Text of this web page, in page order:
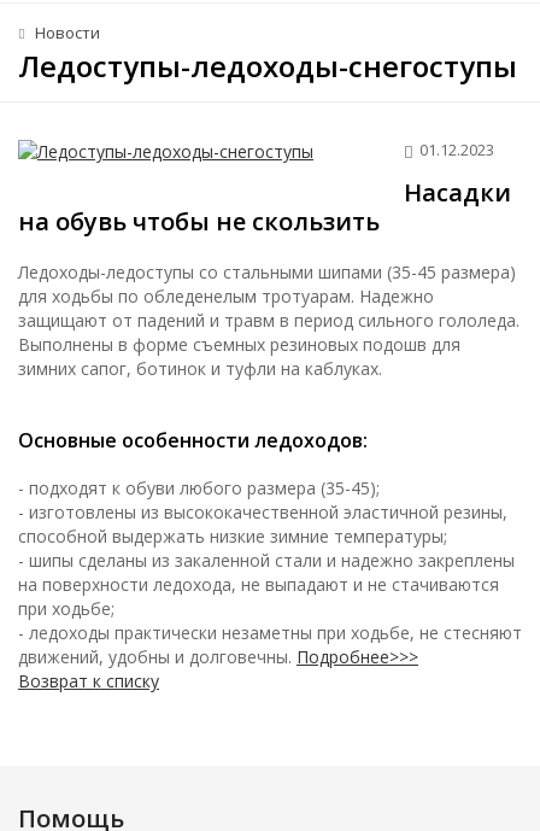
Новости
Ледоступы-ледоходы-снегоступы
01.12.2023
Насадки
на обувь чтобы не скользить
Ледоходы-ледоступы со стальными шипами (35-45 размера)
для ходьбы по обледенелым тротуарам. Надежно
защищают от падений и травм в период сильного гололеда.
Выполнены в форме съемных резиновых подошв для
зимних сапог, ботинок и туфли на каблуках.
Основные особенности ледоходов:
- подходят к обуви любого размера (35-45);
- изготовлены из высококачественной эластичной резины,
способной выдержать низкие зимние температуры;
- шипы сделаны из закаленной стали и надежно закреплены
на поверхности ледохода, не выпадают и не стачиваются
при ходьбе;
- ледоходы практически незаметны при ходьбе, не стесняют
движений, удобны и долговечны. Подробнее>>>
Возврат к списку
Помощь